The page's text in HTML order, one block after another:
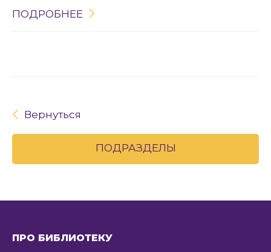
ПОДРОБНЕЕ
Вернуться
ПОДРАЗДЕЛЫ
ПРО БИБЛИОТЕКУ